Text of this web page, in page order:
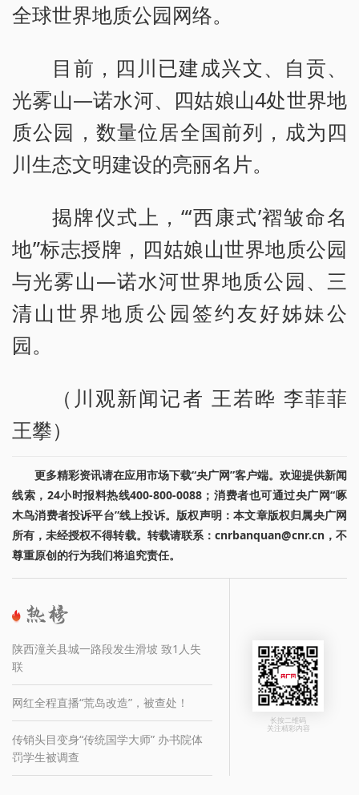
全球世界地质公园网络。
目前，四川已建成兴文、自贡、
光雾山—诺水河、四姑娘山4处世界地
质公园，数量位居全国前列，成为四
川生态文明建设的亮丽名片。
揭牌仪式上，“‘西康式’褶皱命名
地”标志授牌，四姑娘山世界地质公园
与光雾山—诺水河世界地质公园、三
清山世界地质公园签约友好姊妹公
园。
（川观新闻记者 王若晔 李菲菲
王攀）
更多精彩资讯请在应用市场下载“央广网”客户端。欢迎提供新闻
线索，24小时报料热线400-800-0088；消费者也可通过央广网“啄
木鸟消费者投诉平台”线上投诉。版权声明：本文章版权归属央广网
所有，未经授权不得转载。转载请联系：cnrbanquan@cnr.cn，不
尊重原创的行为我们将追究责任。
陕西潼关县城一路段发生滑坡 致1人失
联
网红全程直播“荒岛改造”，被查处！
传销头目变身“传统国学大师” 办书院体
罚学生被调查
长按二维码
关注精彩内容